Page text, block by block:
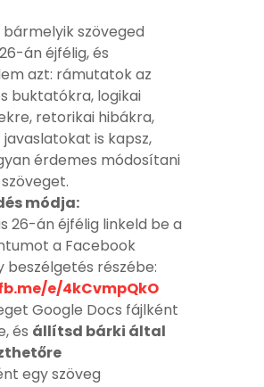
bármelyik szöveged
án éjfélig, és
azt: rámutatok az
buktatókra, logikai
retorikai hibákra,
is kapsz,
érdemes módosítani
módja:
26-án éjfélig linkeld be a
a Facebook
beszélgetés részébe:
e/4kCvmpQkO
Google Docs fájlként
és állítsd bárki által
egy szöveg